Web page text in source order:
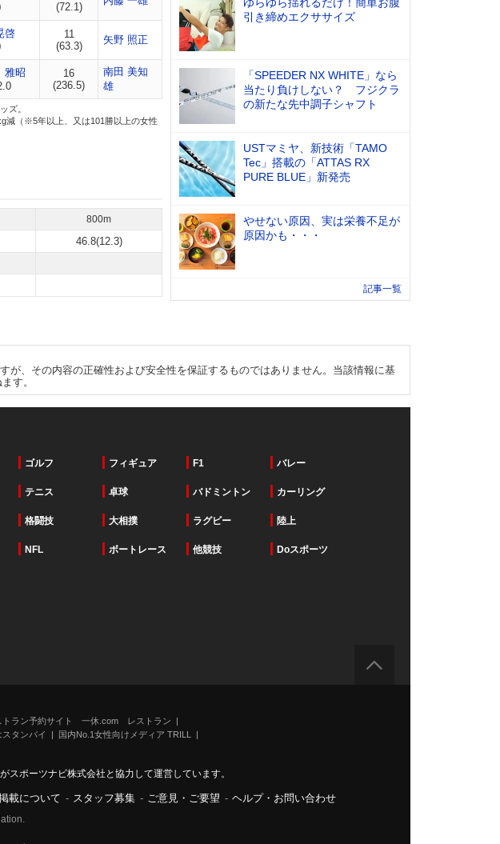
(72.1)
啓
11
(63.3)
矢野 照正
雅昭
16
(236.5)
南田 美知
雄
ズ。
減（※5年以上、又は101勝以上の女性
800m
46.8(12.3)
引き締めエクササイズ
「SPEEDER NX WHITE」なら
当たり負けしない？ フジクラ
の新たな先中調子シャフト
USTマミヤ、新技術「TAMO
Tec」搭載の「ATTAS RX
PURE BLUE」新発売
やせない原因、実は栄養不足が
原因かも・・・
記事一覧
、その内容の正確性および安全性を保証するものではありません。当該情報に基
す。
ゴルフ フィギュア F1 バレー
テニス 卓球 バドミントン カーリング
格闘技 大相撲 ラグビー 陸上
NFL ボートレース 他競技 Doスポーツ
トラン予約サイト 一休.com レストラン
タンバイ
国内No.1女性向けメディア TRILL
ポーツナビ株式会社と協力して運営しています。
載について - スタッフ募集 - ご意見・ご要望 - ヘルプ・お問い合わせ